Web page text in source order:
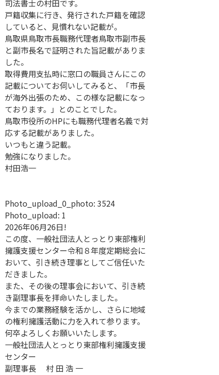
司法書士の村田です。
戸籍収集に行き、発行された戸籍を確認
していると、見慣れない記載が。
鳥取県鳥取市長職務代理者鳥取市副市長
と副市長名で証明された旨記載がありま
した。
取得費用支払時に窓口の職員さんにこの
記載についてお伺いしてみると、「市長
が海外出張のため、この様な記載になっ
ております。」とのことでした。
鳥取市役所のHPにも職務代理者名義で対
応する記載がありました。
いつもと違う記載。
勉強になりました。
村田浩一
Photo_upload_0_photo: 3524
Photo_upload: 1
2026年06月26日!
この度、一般社団法人とっとり東部権利
擁護支援センター令和８年度定期総会に
おいて、引き続き理事としてご信任いた
だきました。
また、その後の理事会において、引き続
き副理事長を拝命いたしました。
今までの業務経験を活かし、さらに地域
の権利擁護活動に力を入れて参ります。
何卒よろしくお願いいたします。
一般社団法人とっとり東部権利擁護支援
センター
副理事長 村 田 浩 一